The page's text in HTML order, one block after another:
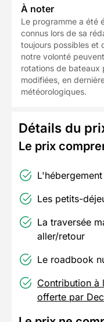
À noter
Le programme a été
connus lors de sa
toujours possibles et
notre volonté
rotations de bateaux
modifiées, en
météorologiques.
Détails du
Le prix
Les petits-
La traversée
aller/retour
Le roadbook
Contribution à
offerte par